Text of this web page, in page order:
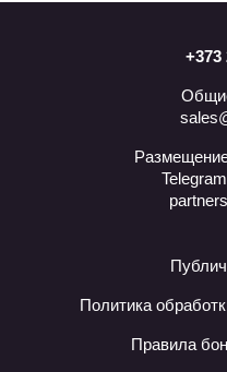
+373
Политика
Правила